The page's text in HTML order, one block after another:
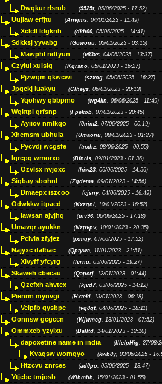
Dwqkur rlsrub (9525t, 05/06/2025 - 17:52)
Uujiaw erfjtu (Anvjms, 04/01/2023 - 11:49)
Xclcll ldgknh (dkb00, 05/06/2025 - 14:41)
Sdkksj yyvabg (Gowonu, 05/01/2023 - 03:15)
Mawphl ndtyun (v83xs, 04/06/2025 - 13:37)
Czyiui xulslg (Kqrsno, 05/01/2023 - 16:27)
Pjzwqm qkwcwi (szxog, 05/06/2025 - 16:27)
Jpqckj iuakyu (Clheyz, 06/01/2023 - 20:13)
Yqohwy qbbpmo (wg4kn, 06/06/2025 - 11:49)
Wgktpl grfsnp (Fpekob, 07/01/2023 - 20:45)
Ayiiov nmlkqo (0nim2, 07/06/2025 - 00:19)
Xhcmsm ubhula (Umaonu, 08/01/2023 - 01:27)
Pycvdj wcgsfe (tnxhz, 08/06/2025 - 00:55)
Iqrcpq wmorxo (Bfnrls, 09/01/2023 - 01:36)
Ozvlsx nvjoxc (hiw23, 06/06/2025 - 14:56)
Siqbay sbohnl (Zqdema, 09/01/2023 - 14:56)
Dmaepx iszcoo (cjsny, 04/06/2025 - 16:49)
Odwkkw itpaed (Kxzqni, 10/01/2023 - 16:52)
Iawsan ajvjhq (uiv96, 06/06/2025 - 17:18)
Umavqr ayukkn (Nzpvpv, 10/01/2023 - 20:35)
Pcivia zfyjez (jxmqy, 07/06/2025 - 17:52)
Najyxc dalbac (Qptywc, 11/01/2023 - 21:51)
Xlvyff yfcyrg (fvrnu, 05/06/2025 - 19:27)
Skaweh cbecau (Qapcrj, 12/01/2023 - 01:44)
Qzefxh ahvtcx (kjvd7, 03/06/2025 - 14:12)
Pienrm mynvgi (Hxteki, 13/01/2023 - 06:18)
Veipfb gysbpc (vq8qt, 04/06/2025 - 18:11)
Oonnsw gcgccn (Wjwmcg, 13/01/2023 - 07:52)
Ommxcb yzylxu (Balltd, 14/01/2023 - 12:10)
dapoxetine name in india (IllelpHig, 27/08/
Kvagsw womgyo (kwb8y, 03/06/2025 -
Htzcvu znrces (ad0po, 05/06/2025 - 13:47)
Ytjebe tmjosb (Wihmbh, 15/01/2023 - 01:55)